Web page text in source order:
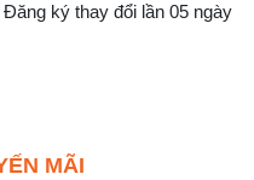
ký thay đổi lần 05 ngày
MÃI